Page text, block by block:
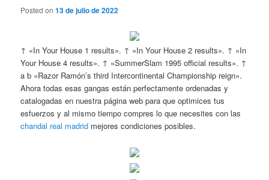
Posted on13 de julio de 2022
↑ «In Your House 1 results». ↑ «In Your House 2 results». ↑ «In
Your House 4 results». ↑ «SummerSlam 1995 official results». ↑
a b «Razor Ramón’s third Intercontinental Championship reign».
Ahora todas esas gangas están perfectamente ordenadas y
catalogadas en nuestra página web para que optimices tus
esfuerzos y al mismo tiempo compres lo que necesites con las
chandal real madrid mejores condiciones posibles.